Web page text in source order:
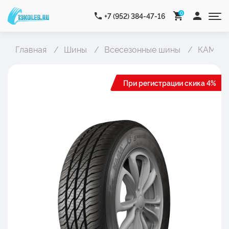
+7 (952) 384-47-16 0
Главная Шины Всесезонные шины КАМА
При регистрации скика 4%